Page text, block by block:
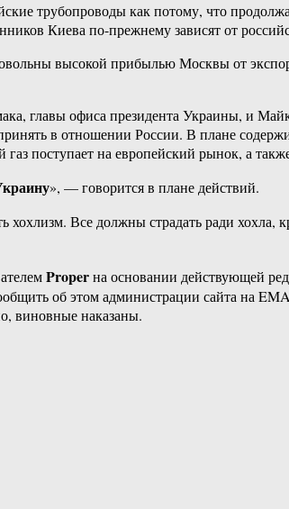
трубопроводы как потому, что
Киева по-прежнему зависят от
высокой прибылью Москвы от
главы офиса президента Украины, и
в отношении России. В плане
поступает на европейский рынок, а
», — говорится в плане действий.
хохлизм. Все должны страдать ради хохла,
Properна основании действующей
об этом администрации сайта на
виновные наказаны.